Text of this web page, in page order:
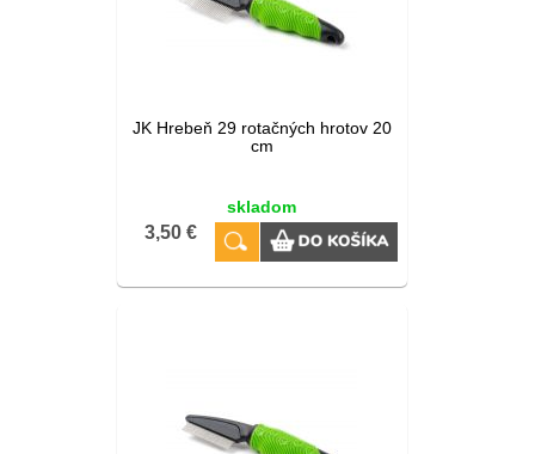
JK Hrebeň 29 rotačných hrotov 20
cm
skladom
3,50 €